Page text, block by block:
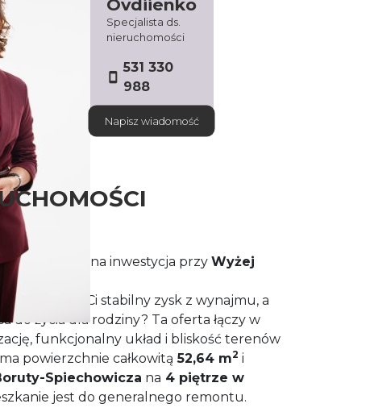
Ovdiienko
Specjalista ds.
nieruchomości
531 330
988
Napisz wiadomość
– idealna inwestycja przy Wyżej
zapewni Ci stabilny zysk z wynajmu, a
do życia dla rodziny? Ta oferta łączy w
funkcjonalny układ i bliskość terenów
powierzchnie całkowitą 52,64 m2 i
Spiechowicza na 4 piętrze w
jest do generalnego remontu.